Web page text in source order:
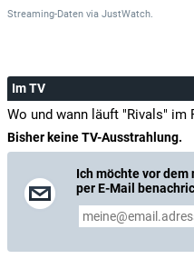
Streaming-Daten via JustWatch.
Im TV
Wo und wann läuft "Rivals" im
Bisher keine TV-Ausstrahlung.
Ich möchte vor
per E-Mail